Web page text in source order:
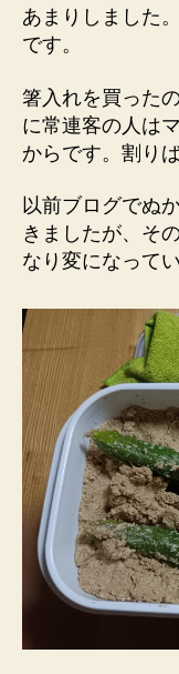
あまりしました
です。
箸入れを買った
に常連客の人は
からです。割り
以前ブログでぬ
きましたが、そ
なり変になって